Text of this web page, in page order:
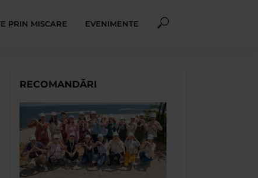
PRIN MISCARE EVENIMENTE
RECOMANDĂRI